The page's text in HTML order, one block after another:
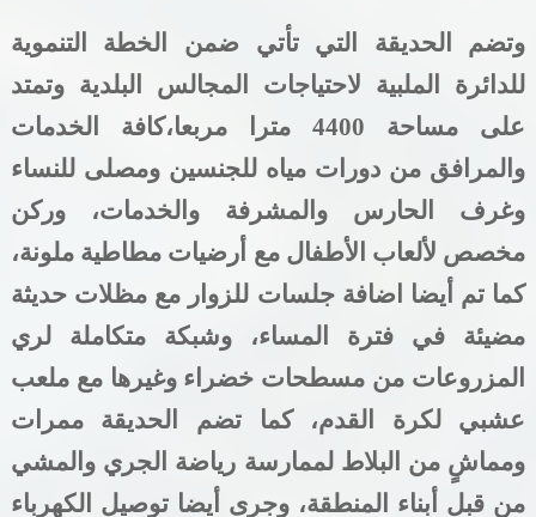
وتضم الحديقة التي تأتي ضمن الخطة
التنموية
للدائرة
الملبية لاحتياجات المجالس
البلدية وتمتد
على مساحة 4400 مترا مربعا،
كافة
الخدمات
والمرافق
من دورات مياه للجنسين ومصلى للنساء
وغرف الحارس والمشرفة والخدمات، وركن
مخصص لألعاب الأطفال مع أرضيات مطاطية ملونة،
كما تم أيضا اضافة جلسات للزوار مع مظلات حديثة
مضيئة في فترة المساء، وشبكة متكاملة لري
المزروعات من مسطحات خضراء وغيرها مع ملعب
عشبي لكرة القدم، كما تضم الحديقة ممرات
ومماشٍ من البلاط لممارسة رياضة الجري والمشي
من قبل أبناء المنطقة، وجرى أيضا توصيل الكهرباء